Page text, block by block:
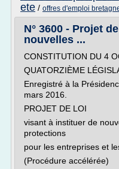
ete / offres d'emploi
N° 3600 - Projet
nouvelles ...
CONSTITUTION DU 4
QUATORZIÈME
Enregistré à la
mars 2016.
PROJET DE LOI
visant à instituer de
protections
pour les entreprises et
(Procédure accélérée)